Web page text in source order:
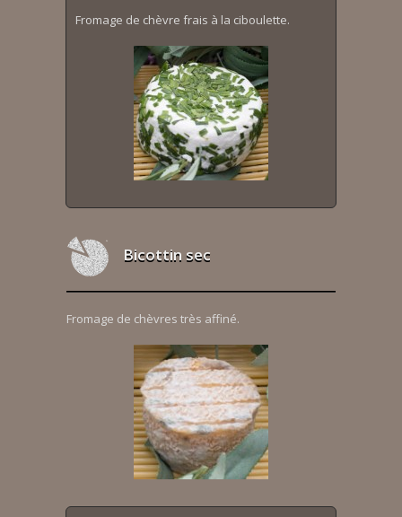
Fromage de chèvre frais à la ciboulette.
Bicottin sec
Fromage de chèvres très affiné.